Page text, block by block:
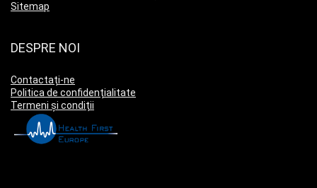
Sitemap
DESPRE NOI
Contactați-ne
Politica de confidențialitate
Termeni și condiții